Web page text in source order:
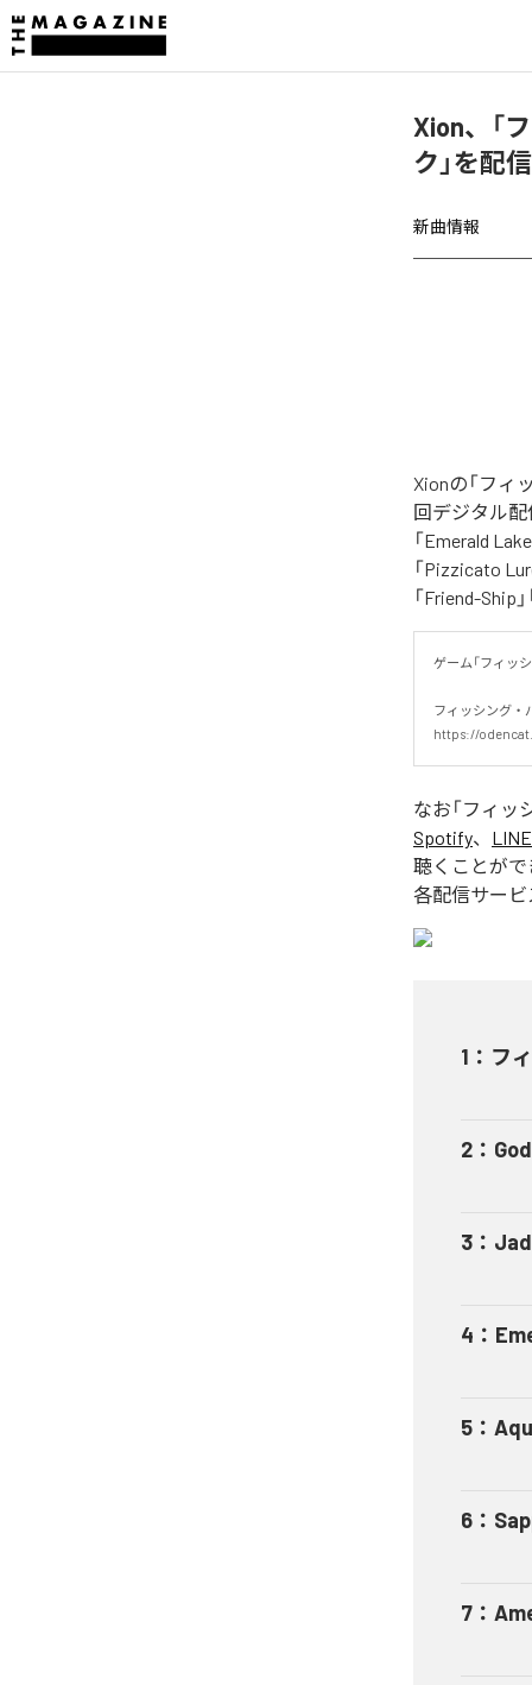
Xion、「
ク」を配
新曲情報
Xionの「フィ
回デジタル配
「Emerald
「Pizzicato
「Friend-Ship
ゲーム「フィッ
フィッシング・
https://
なお「フィッ
Spotify、
聴くことがで
各配信サービ
1 ： フ
2 ：
3 ：
4 ：
5 ：
6 ：
7 ：